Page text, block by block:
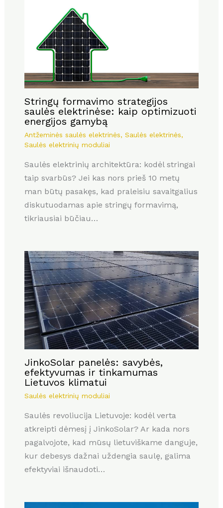
Stringų formavimo strategijos
saulės elektrinėse: kaip optimizuoti
energijos gamybą
Antžeminės saulės elektrinės, Saulės elektrinės,
Saulės elektrinių moduliai
Saulės elektrinių architektūra: kodėl stringai
taip svarbūs? Jei kas nors prieš 10 metų
man būtų pasakęs, kad praleisiu savaitgalius
diskutuodamas apie stringų formavimą,
tikriausiai būčiau…
JinkoSolar panelės: savybės,
efektyvumas ir tinkamumas
Lietuvos klimatui
Saulės elektrinių moduliai
Saulės revoliucija Lietuvoje: kodėl verta
atkreipti dėmesį į JinkoSolar? Ar kada nors
pagalvojote, kad mūsų lietuviškame danguje,
kur debesys dažnai uždengia saulę, galima
efektyviai išnaudoti…